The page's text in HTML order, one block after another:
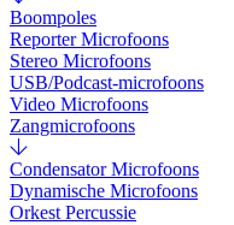
Boompoles
Reporter Microfoons
Stereo Microfoons
USB/Podcast-microfoons
Video Microfoons
Zangmicrofoons
Condensator Microfoons
Dynamische Microfoons
Orkest Percussie